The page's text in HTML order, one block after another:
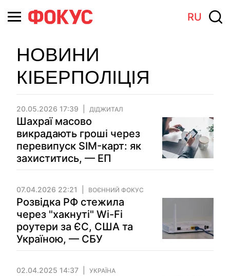
RU
НОВИНИ
КІБЕРПОЛІЦІЯ
20.05.2026 17:39 ДІДЖИТАЛ
Шахраї масово
викрадають гроші через
перевипуск SIM-карт: як
захиститись, — ЕП
07.04.2026 22:21 ВОЄННИЙ ФОКУС
Розвідка РФ стежила
через "хакнуті" Wi-Fi
роутери за ЄС, США та
Україною, — СБУ
02.04.2025 14:37 УКРАЇНА